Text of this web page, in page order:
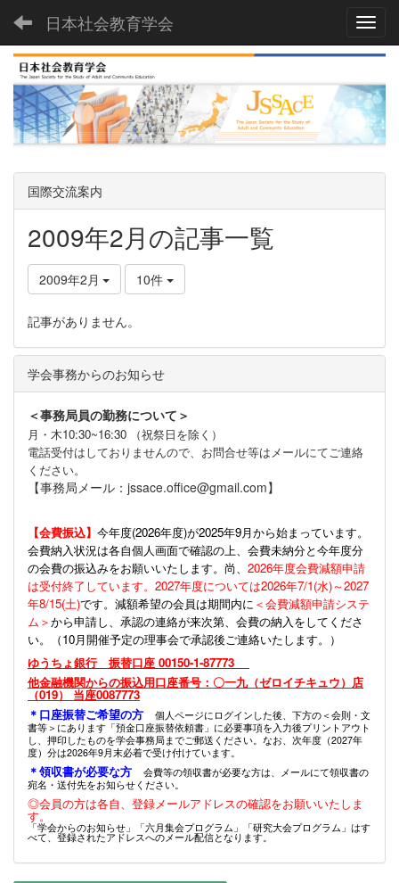
日本社会教育学会
国際交流案内
2009年2月の記事一覧
2009年2月 10件
記事がありません。
学会事務からのお知らせ
＜事務局員の勤務について＞
月・木10:30~16:30 （祝祭日を除く）
電話受付はしておりませんので、お問合せ等はメールにてご連絡
ください。
【事務局メール：jssace.office@gmail.com】
【会費振込】 今年度(2026年度)が2025年9月から始まっています。
会費納入状況は各自個人画面で確認の上、会費未納分と今年度分
の会費の振込みをお願いいたします。尚、 2026年度会費減額申請
は受付終了しています。2027年度については2026年7/1(水)～2027
年8/15(土)です。減額希望の会員は期間内に ＜会費減額申請システ
ム＞から申請し、承認の連絡が来次第、会費の納入をしてくださ
い。（10月開催予定の理事会で承認後ご連絡いたします。）
ゆうちょ銀行 振替口座 00150-1-87773
他金融機関からの振込用口座番号：〇一九（ゼロイチキュウ）店
（019） 当座0087773
＊口座振替ご希望の方
個人ページにログインした後、下方の＜会則・文
書等＞にあります「預金口座振替依頼書」に必要事項を入力後プリントアウト
し、押印したものを学会事務局までご郵送ください。なお、次年度（2027年
度）分は2026年9月末必着で受け付けています。
＊領収書が必要な方
会費等の領収書が必要な方は、メールにて領収書の
宛名・送付先をお知らせください。
◎会員の方は各自、登録メールアドレスの確認をお願いいたしま
す。
「学会からのお知らせ」「六月集会プログラム」「研究大会プログラム」はす
べて、登録されたアドレスへのメール配信となります。